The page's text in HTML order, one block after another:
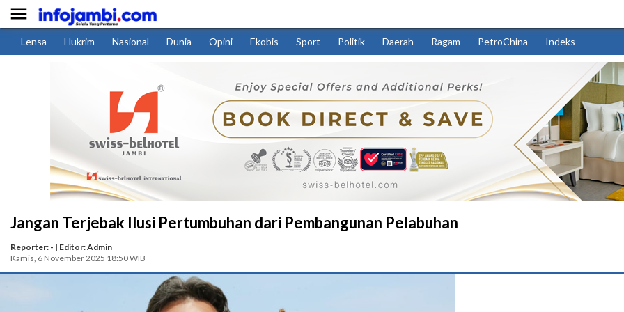

Lensa Hukrim Nasional Dunia Opini Ekobis Sport Politik Daerah Ragam PetroChina Indeks
Jangan Terjebak Ilusi Pertumbuhan dari Pembangunan Pelabuhan
Reporter: - | Editor: Admin
Kamis, 6 November 2025 18:50 WIB